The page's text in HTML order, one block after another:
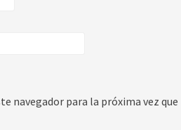
navegador para la próxima vez que